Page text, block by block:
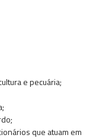
e pecuária;
que atuam em